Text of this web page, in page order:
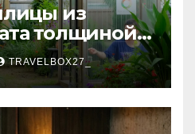
из
толщиной 4
TRAVELBOX27_